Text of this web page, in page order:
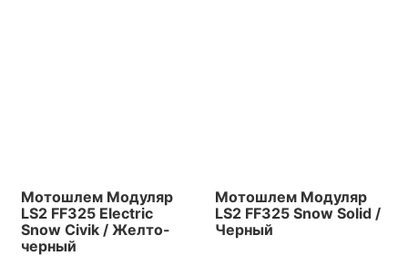
Мотошлем Модуляр
LS2 FF325 Electric
Snow Civik / Желто-
черный
Мотошлем Модуляр
LS2 FF325 Snow Solid /
Черный